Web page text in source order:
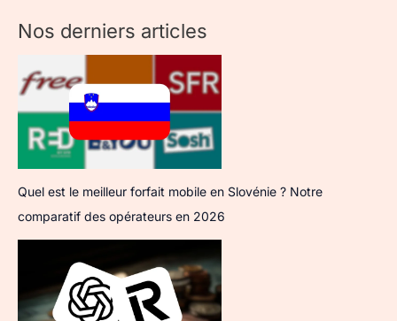
Nos derniers articles
Quel est le meilleur forfait mobile en Slovénie ? Notre
comparatif des opérateurs en 2026